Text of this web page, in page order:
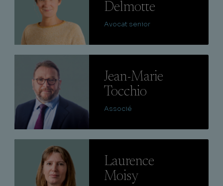
Delmotte
Avocat senior
Jean-Marie
Tocchio
Associé
Laurence
Moisy